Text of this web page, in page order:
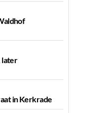
later
in Kerkrade